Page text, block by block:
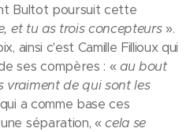
Bultot poursuit cette
et tu as trois concepteurs».
ainsi c'est Camille Fillioux qui
ses compères : « au bout
vraiment de qui sont les
a comme base ces
séparation, «cela se